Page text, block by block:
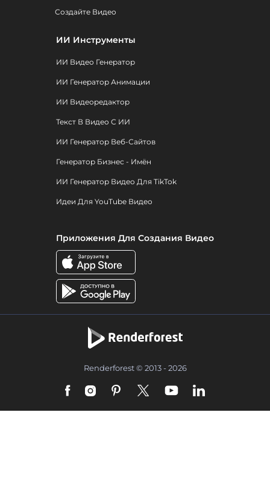
Создайте Видео
ИИ Инструменты
ИИ Видео Генератор
ИИ Генератор Анимации
ИИ Видеоредактор
Текст В Видео С ИИ
ИИ Генератор Веб-Сайтов
Генератор Бизнес - Имён
ИИ Генератор Видео Для TikTok
Идеи Для YouTube Видео
Приложения Для Создания Видео
Renderforest © 2013 - 2026